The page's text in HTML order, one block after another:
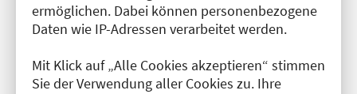
ermöglichen. Dabei können personenbezogene
Daten wie IP-Adressen verarbeitet werden.
Mit Klick auf „Alle Cookies akzeptieren“ stimmen
Sie der Verwendung aller Cookies zu. Ihre
Geschlechtskrankheiten.
Peter Bobbert kann für Veröffentlichungen unter
Angabe der Quelle „Marburger Bund